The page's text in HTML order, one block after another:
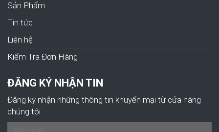
Sản Phẩm
Tin tức
Liên hệ
Kiếm Tra Đơn Hàng
ĐĂNG KÝ NHẬN TIN
Đăng ký nhận những thông tin khuyến mại từ cửa hàng
chúng tôi.